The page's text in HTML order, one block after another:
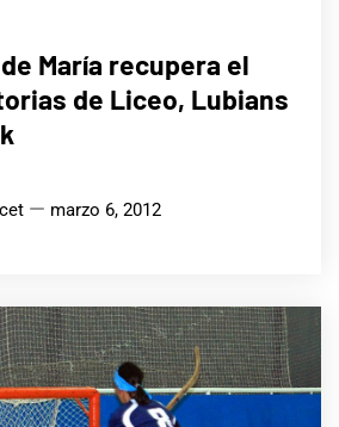
María recupera el
de Liceo, Lubians
marzo 6, 2012